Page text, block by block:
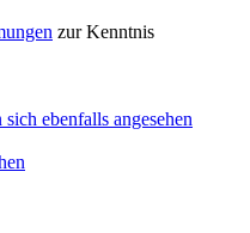
zur Kenntnis
ebenfalls angesehen